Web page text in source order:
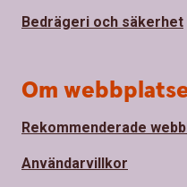
Bedrägeri och säkerhet
Om
Rekommenderade
Användarvillkor